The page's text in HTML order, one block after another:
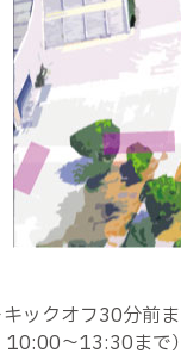
ックオフ30分前
10:00～13:30まで）